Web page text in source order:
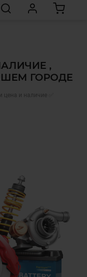
,
ГОРОДЕ
цена и наличие ✅